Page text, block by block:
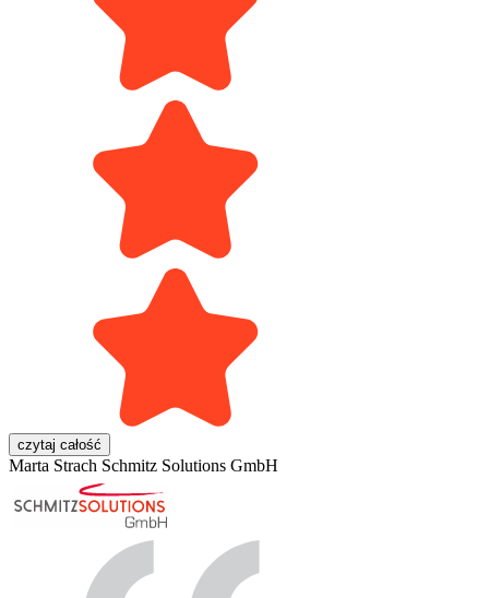
czytaj całość
Marta Strach Schmitz Solutions GmbH